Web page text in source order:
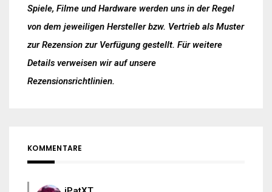
Spiele, Filme und Hardware werden uns in der Regel
von dem jeweiligen Hersteller bzw. Vertrieb als Muster
zur Rezension zur Verfügung gestellt. Für weitere
Details verweisen wir auf unsere
Rezensionsrichtlinien.
KOMMENTARE